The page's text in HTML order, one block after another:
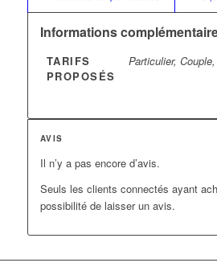
Informations
TARIFS
PROPOSÉS
Particulier,
AVIS
Il n’y a pas encore d’avis.
Seuls les clients connectés ayant
possibilité de laisser un avis.